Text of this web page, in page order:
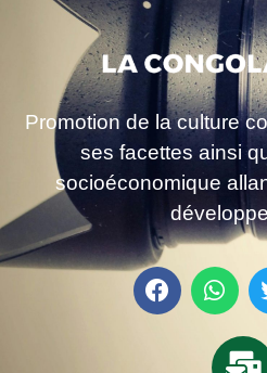
Promotion de la culture
ses facettes ainsi
socioéconomique